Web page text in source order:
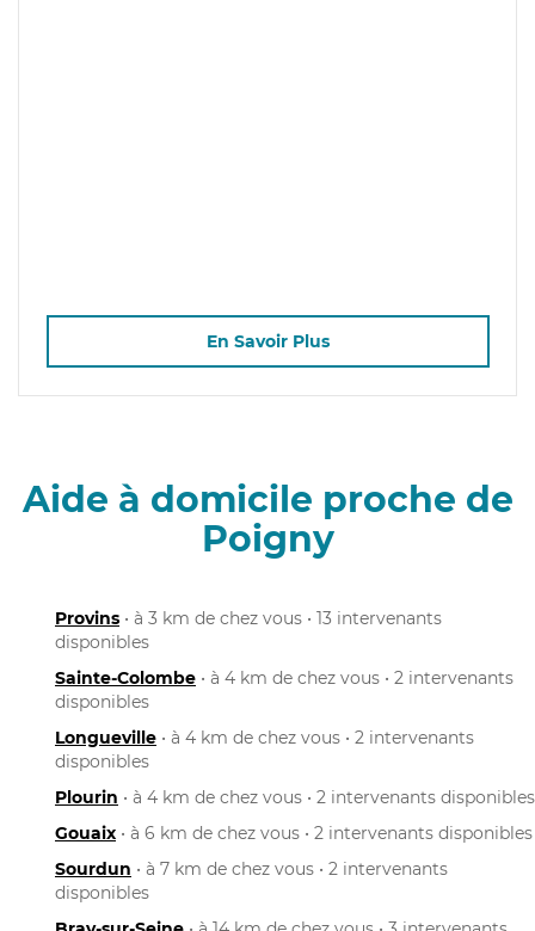
En Savoir Plus
Aide à domicile proche de
Poigny
Provins • à 3 km de chez vous • 13 intervenants
disponibles
Sainte-Colombe • à 4 km de chez vous • 2 intervenants
disponibles
Longueville • à 4 km de chez vous • 2 intervenants
disponibles
Plourin • à 4 km de chez vous • 2 intervenants disponibles
Gouaix • à 6 km de chez vous • 2 intervenants disponibles
Sourdun • à 7 km de chez vous • 2 intervenants
disponibles